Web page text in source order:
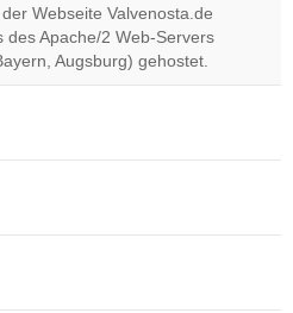
Do you
own this
Webseite Valvenosta.de
des Apache/2 Web-Servers
Augsburg) gehostet.